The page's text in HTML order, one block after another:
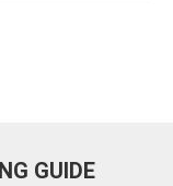
GUIDE